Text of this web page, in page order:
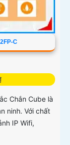
C
Chắn Cube là
ninh. Với chất
IP Wifi,